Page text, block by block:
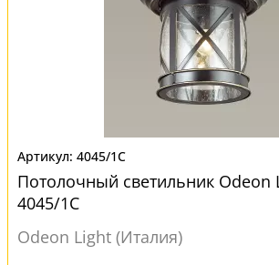
4045/1C
Потолочный светильник Odeon
4045/1C
Odeon Light (Италия)